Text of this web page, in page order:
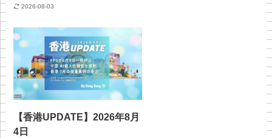
2026-08-03
【香港UPDATE】2026年8月
4日